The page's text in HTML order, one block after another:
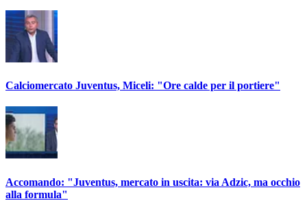
Calciomercato Juventus, Miceli: "Ore calde per il portiere"
Accomando: "Juventus, mercato in uscita: via Adzic, ma occhio
alla formula"